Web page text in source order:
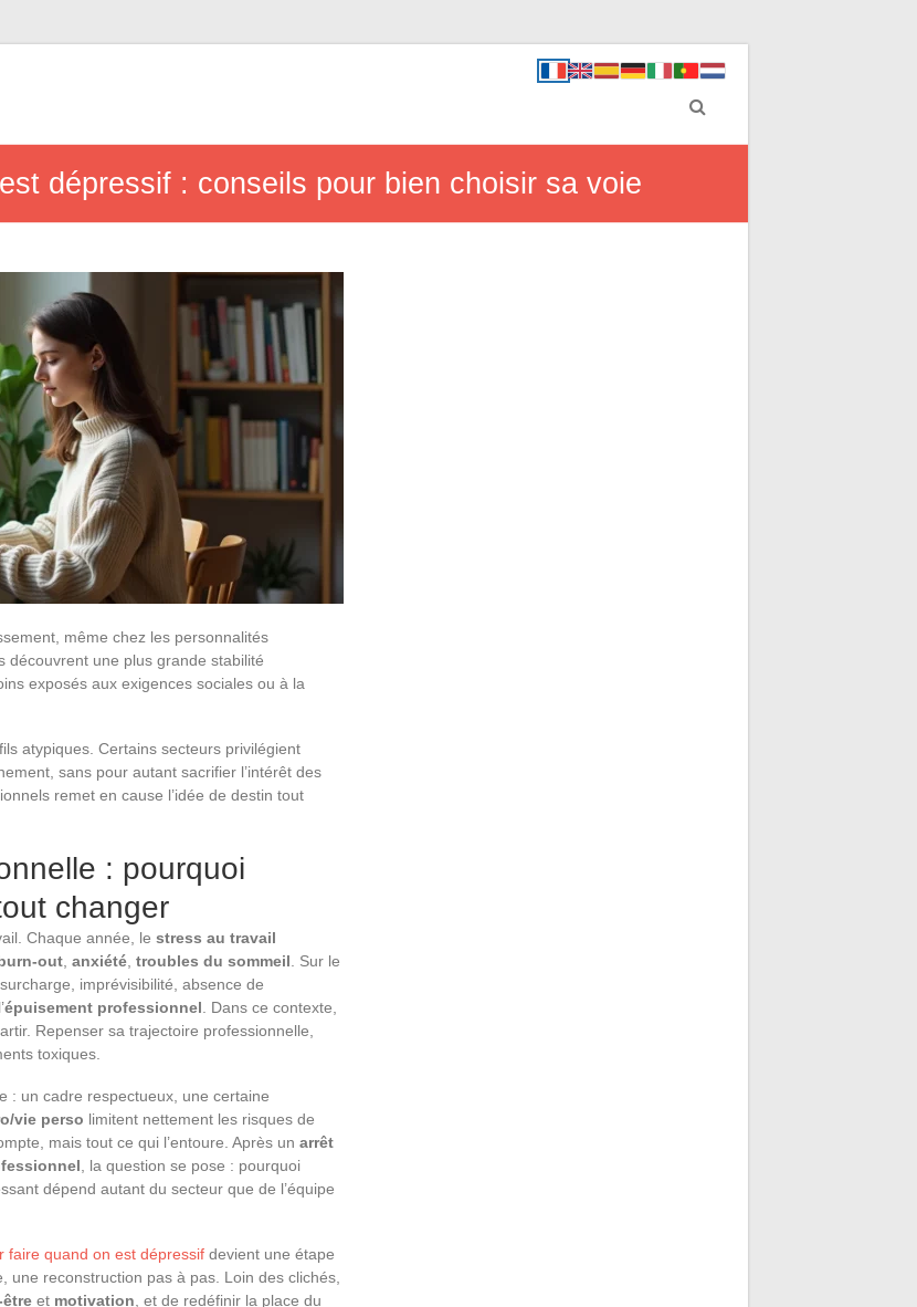
dépressif : conseils pour bien choisir sa voie
même chez les personnalités
découvrent une plus grande stabilité
exposés aux exigences sociales ou à la
atypiques. Certains secteurs privilégient
sans pour autant sacrifier l’intérêt des
remet en cause l’idée de destin tout
: pourquoi
changer
Chaque année, le stress au travail
out anxiété troubles du sommeil . Sur le
imprévisibilité, absence de
épuisement professionnel . Dans ce contexte,
Repenser sa trajectoire professionnelle,
toxiques.
: un cadre respectueux, une certaine
vie perso limitent nettement les risques de
mais tout ce qui l’entoure. Après un arrêt
, la question se pose : pourquoi
dépend autant du secteur que de l’équipe
faire quand on est dépressif devient une étape
reconstruction pas à pas. Loin des clichés,
et motivation , et de redéfinir la place du